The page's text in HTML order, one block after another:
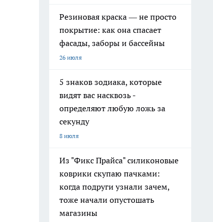
Резиновая краска — не просто
покрытие: как она спасает
фасады, заборы и бассейны
26 июля
5 знаков зодиака, которые
видят вас насквозь -
определяют любую ложь за
секунду
8 июля
Из "Фикс Прайса" силиконовые
коврики скупаю пачками:
когда подруги узнали зачем,
тоже начали опустошать
магазины